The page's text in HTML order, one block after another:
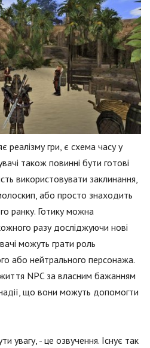
гри, є схема часу у
також повинні бути готові
використовувати заклинання,
або просто знаходить
ранку. Готику можна
разу досліджуючи нові
можуть грати роль
або нейтрального персонажа.
NPC за власним бажанням
що вони можуть допомогти
увагу, - це озвучення. Існує так